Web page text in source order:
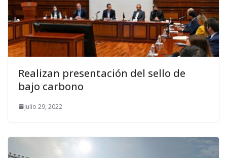
Realizan presentación del sello de
bajo carbono
julio 29, 2022